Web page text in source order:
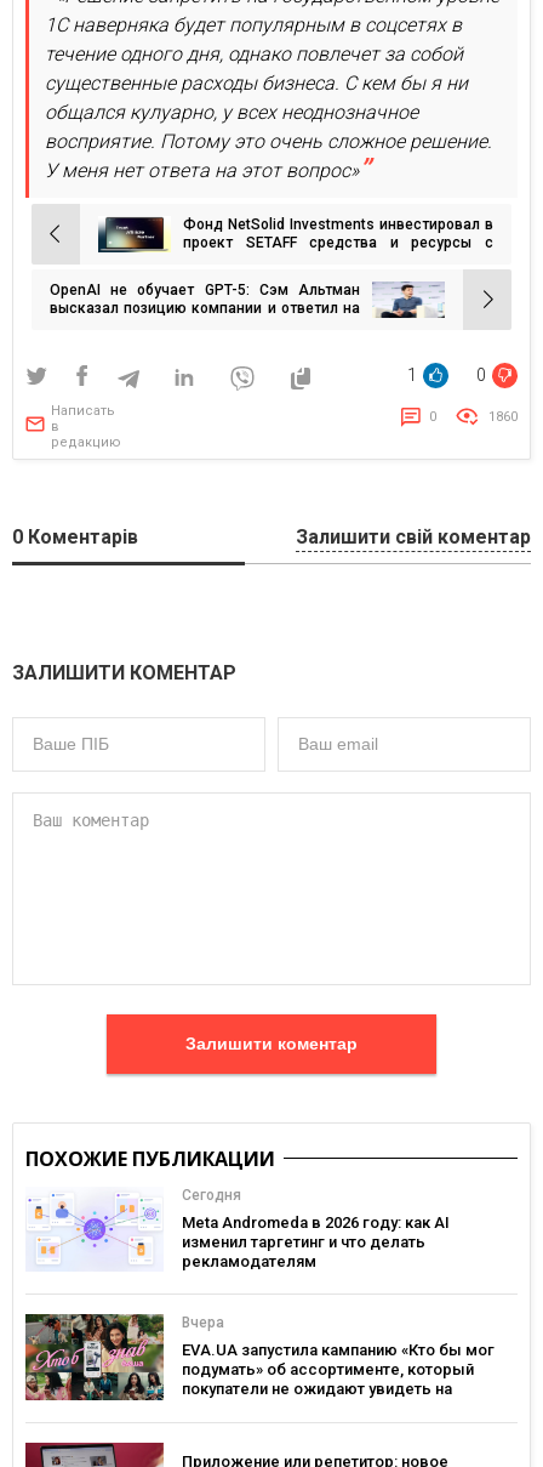
1С наверняка будет популярным в соцсетях в
течение одного дня, однако повлечет за собой
существенные расходы бизнеса. С кем бы я ни
общался кулуарно, у всех неоднозначное
восприятие. Потому это очень сложное решение.
У меня нет ответа на этот вопрос»
Навигация
по
записям
Фонд NetSolid Investments инвестировал в
проект SETAFF средства и ресурсы с
OpenAI не обучает GPT-5: Сэм Альтман
высказал позицию компании и ответил на
1 0
Написать
в
редакцию
0 1860
0 Коментарів Залишити свій коментар
ЗАЛИШИТИ КОМЕНТАР
Залишити коментар
ПОХОЖИЕ ПУБЛИКАЦИИ
Сегодня
Meta Andromeda в 2026 году: как AI
изменил таргетинг и что делать
рекламодателям
Вчера
EVA.UA запустила кампанию «Кто бы мог
подумать» об ассортименте, который
покупатели не ожидают увидеть на
Приложение или репетитор: новое